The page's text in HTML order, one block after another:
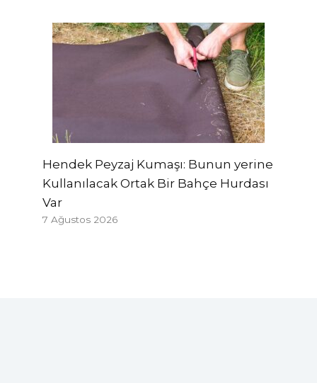
Hendek Peyzaj Kumaşı: Bunun yerine
Kullanılacak Ortak Bir Bahçe Hurdası
Var
7 Ağustos 2026